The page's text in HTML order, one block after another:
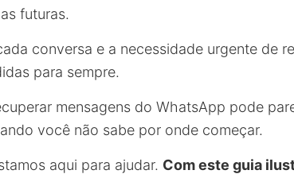
futuras.
conversa e a necessidade urgente de
para sempre.
mensagens do WhatsApp pode
você não sabe por onde começar.
aqui para ajudar. Com este guia